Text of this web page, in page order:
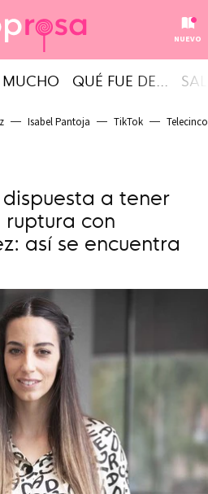
NUEVO
QUÉ FUE DE...
Isabel Pantoja TikTok Telecinco
a tener
con
así se encuentra